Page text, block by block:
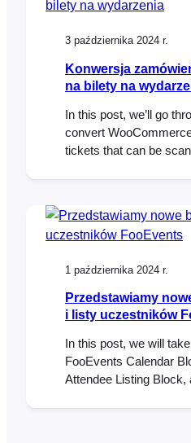
templates that allow
3 października 2024 r.
Konwersja
na bilety na
In this post, we’ll go
convert
tickets that can be
tickets linked to the
started! So, you
1 października 2024 r.
Przedstawiamy
i listy uczestników
In this post, we will
FooEvents Calendar
Attendee Listing Block,